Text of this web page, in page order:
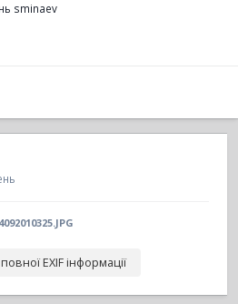
sminaev
EXIF інформації